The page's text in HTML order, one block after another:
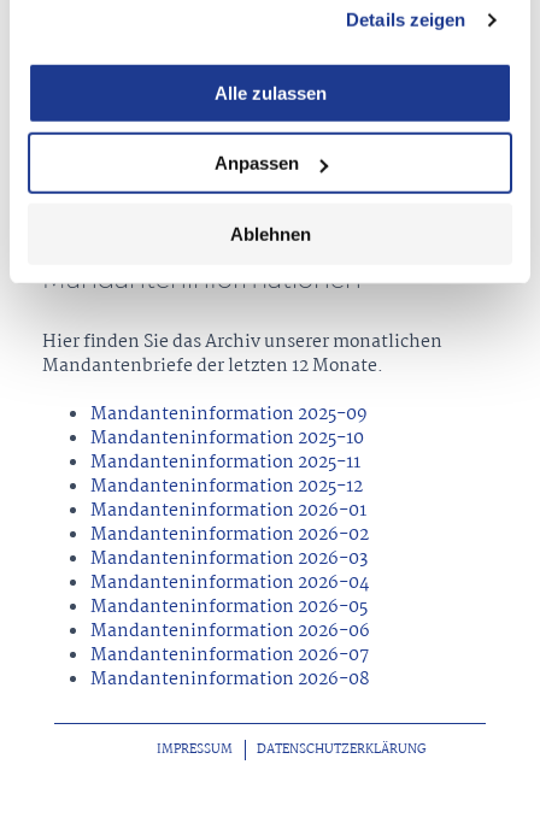
Details zeigen
Alle zulassen
Anpassen
Ablehnen
Reisekostenabrechnung Vorlage 2026
Externe Downloads
Personalfragebogen (u.a. zur Einstellung von
Arbeitnehmern)
Software zur Fernbetreuung (Mandant Windows
Mandanteninformationen
Hier finden Sie das Archiv unserer monatlichen
Mandantenbriefe der letzten 12 Monate.
Mandanteninformation 2025-09
Mandanteninformation 2025-10
Mandanteninformation 2025-11
Mandanteninformation 2025-12
Mandanteninformation 2026-01
Mandanteninformation 2026-02
Mandanteninformation 2026-03
Mandanteninformation 2026-04
Mandanteninformation 2026-05
Mandanteninformation 2026-06
Mandanteninformation 2026-07
Mandanteninformation 2026-08
IMPRESSUM DATENSCHUTZERKLÄRUNG